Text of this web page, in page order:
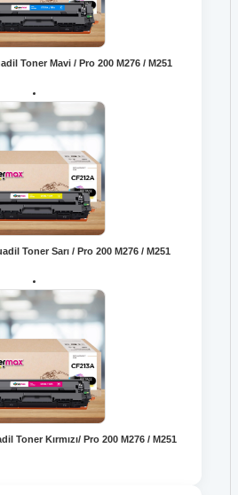
Toner Mavi / Pro 200 M276 / M251
Toner Sarı / Pro 200 M276 / M251
Toner Kırmızı/ Pro 200 M276 / M251